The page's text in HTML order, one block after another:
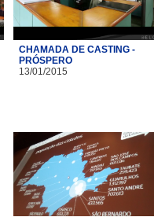
CHAMADA DE CASTING -
PRÓSPERO
13/01/2015